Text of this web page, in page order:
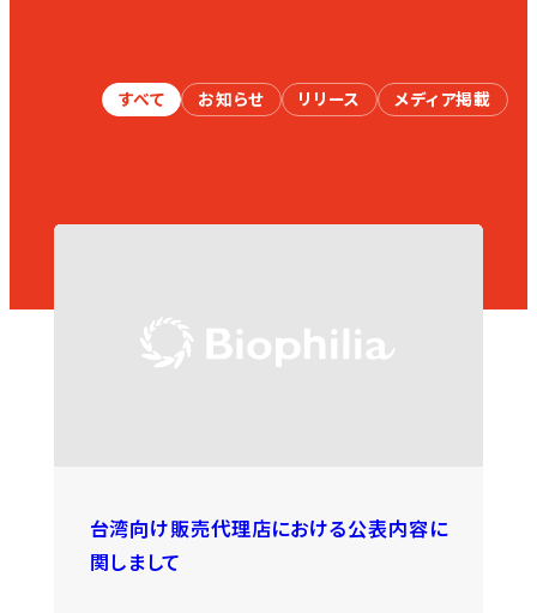
すべて お知らせ リリース メディア掲載
台湾向け販売代理店における公表内容に
関しまして